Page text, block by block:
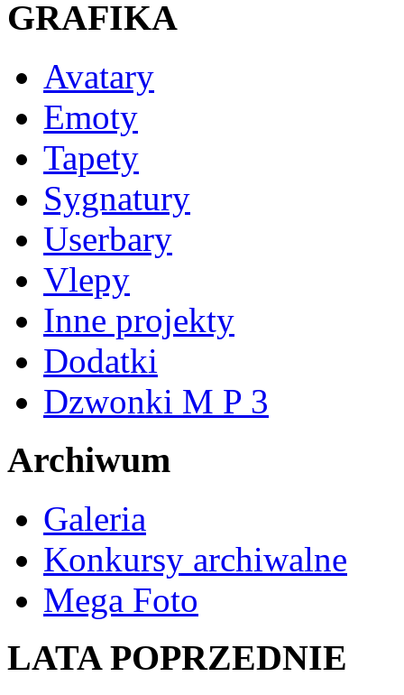
GRAFIKA
Avatary
Emoty
Tapety
Sygnatury
Userbary
Vlepy
Inne projekty
Dodatki
Dzwonki M P 3
Archiwum
Galeria
Konkursy archiwalne
Mega Foto
LATA POPRZEDNIE